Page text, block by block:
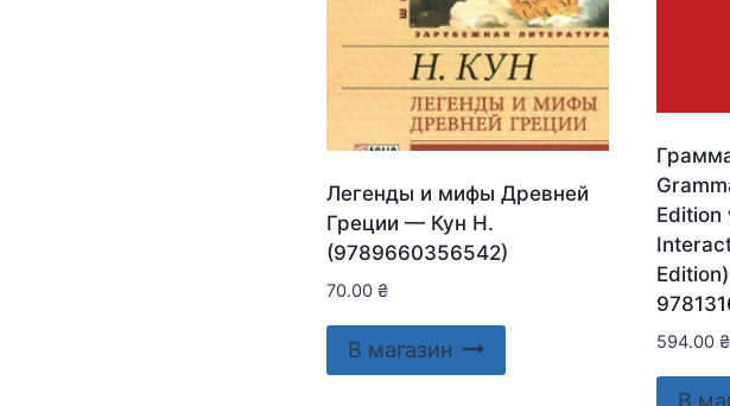
Легенды и мифы Древней
Греции — Кун Н.
(9789660356542)
70.00 ₴
В магазин
Edition
594.00 ₴